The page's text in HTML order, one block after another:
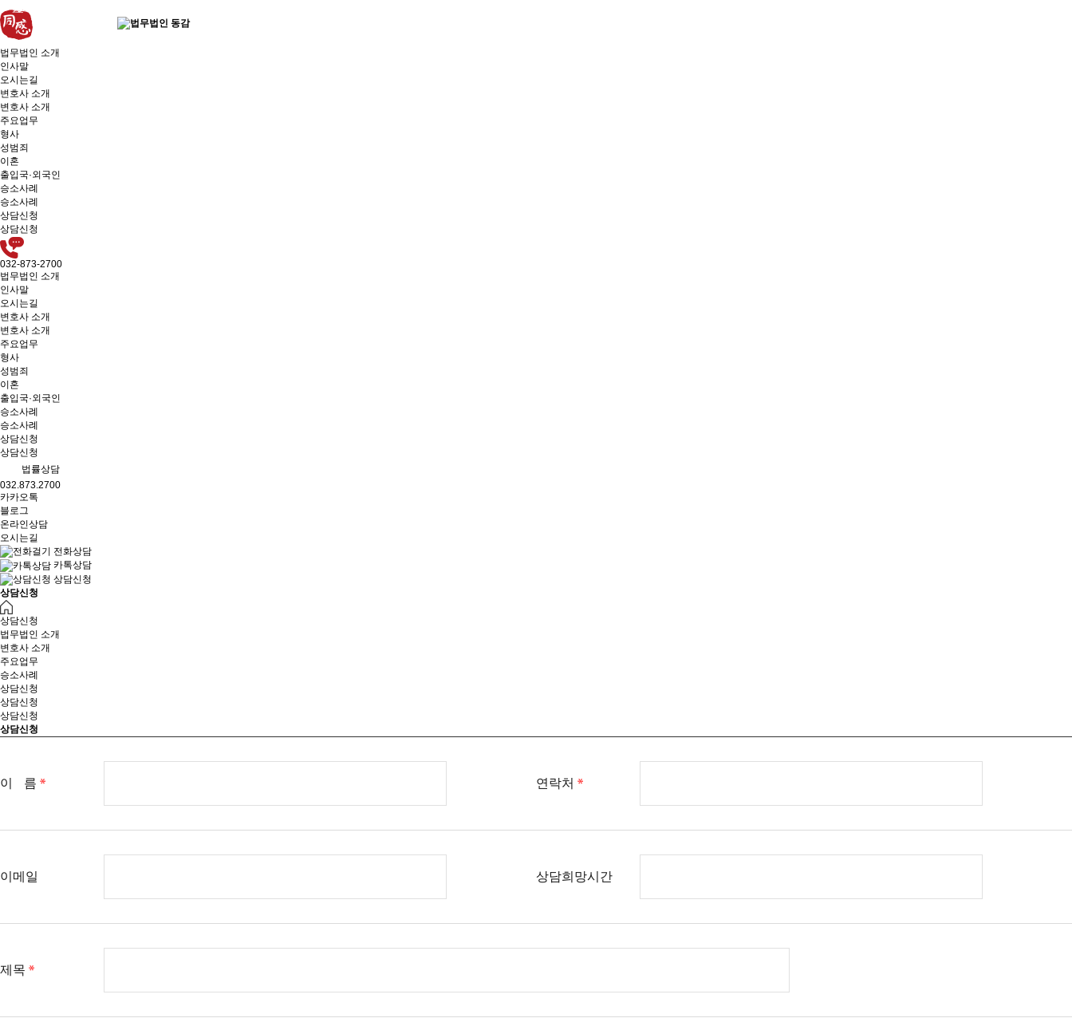
법무법인 소개
인사말
오시는길
변호사 소개
변호사 소개
주요업무
형사
성범죄
이혼
출입국·외국인
승소사례
승소사례
상담신청
상담신청
032-873-2700
법무법인 소개
인사말
오시는길
변호사 소개
변호사 소개
주요업무
형사
성범죄
이혼
출입국·외국인
승소사례
승소사례
상담신청
상담신청
법률상담
032.873.2700
카카오톡
블로그
온라인상담
오시는길
전화상담
카톡상담
상담신청
상담신청
상담신청
법무법인 소개
변호사 소개
주요업무
승소사례
상담신청
상담신청
상담신청
상담신청
이 름 연락처
이메일 상담희망시간
제목